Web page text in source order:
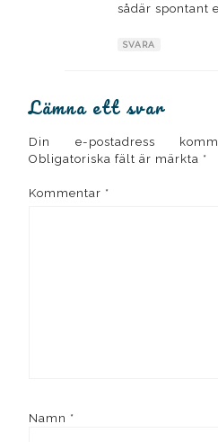
sådär spontant
SVARA
Lämna ett svar
Din e-postadress
Obligatoriska fält är märkta *
Kommentar *
Namn *